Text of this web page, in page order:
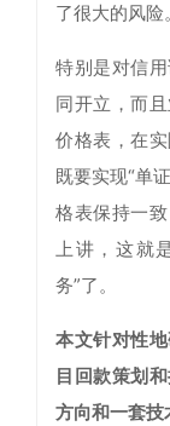
了很大的风险。
特别是对信
同开立，而
价格表，在
既要实现“单
格表保持一
上讲，这就
务”了。
本文针对性
目回款策划
方向和一套技